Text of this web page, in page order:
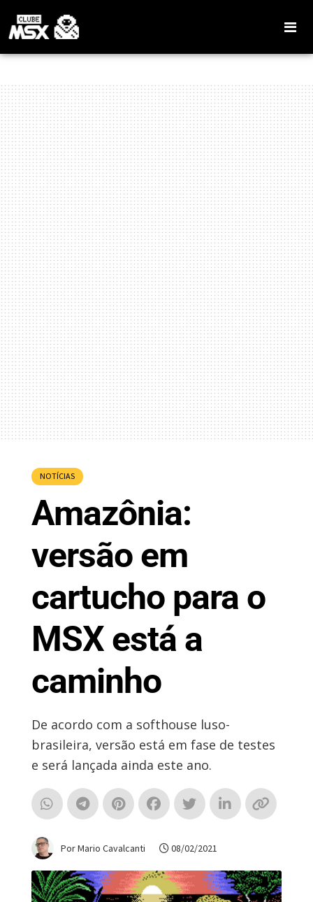
NOTÍCIAS
Amazônia:
versão em
cartucho para o
MSX está a
caminho
De acordo com a softhouse luso-
brasileira, versão está em fase de testes
e será lançada ainda este ano.
Por Mario Cavalcanti 08/02/2021